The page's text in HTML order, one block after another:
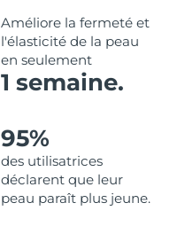
Améliore la fermeté et
l'élasticité de la peau
en seulement
1 semaine.
95%
des utilisatrices
déclarent que leur
peau paraît plus jeune.
Livraison estimée 8/13/26
Livraison estimée8/11/26
Livraison estimée
Livraison estimée8/11/26